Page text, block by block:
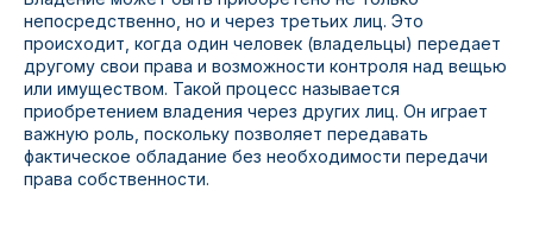
непосредственно, но и через третьих лиц. Это
происходит, когда один человек (владельцы) передает
другому свои права и возможности контроля над вещью
или имуществом. Такой процесс называется
приобретением владения через других лиц. Он играет
важную роль, поскольку позволяет передавать
фактическое обладание без необходимости передачи
права собственности.